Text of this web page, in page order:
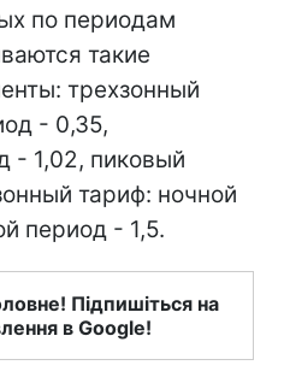
по периодам
такие
трехзонный
- 0,35,
- 1,02, пиковый
тариф: ночной
период - 1,5.
Підпишіться на
в Google!